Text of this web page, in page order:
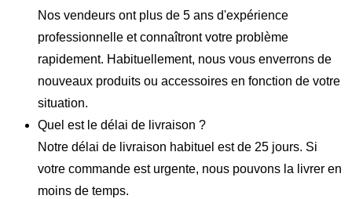
Nos vendeurs ont plus de 5 ans d'expérience
professionnelle et connaîtront votre problème
rapidement. Habituellement, nous vous enverrons de
nouveaux produits ou accessoires en fonction de votre
situation.
Quel est le délai de livraison ?
Notre délai de livraison habituel est de 25 jours. Si
votre commande est urgente, nous pouvons la livrer en
moins de temps.